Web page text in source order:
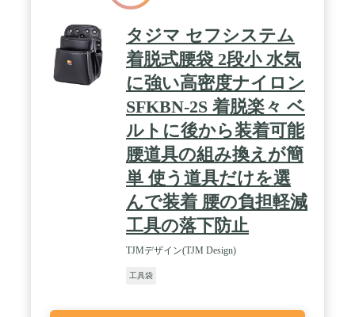
タジマ セフシステム
着脱式腰袋 2段小 水気
に強い高密度ナイロン
SFKBN-2S 着脱楽々 ベ
ルトに後から装着可能
腰道具の組み換えが簡
単 使う道具だけを選
んで装着 腰の負担軽減
工具の落下防止
TJMデザイン(TJM Design)
工具袋